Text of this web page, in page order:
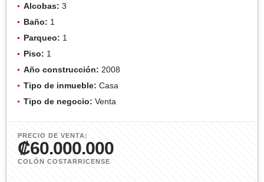
Alcobas: 3
Baño: 1
Parqueo: 1
Piso: 1
Año construcción: 2008
Tipo de inmueble: Casa
Tipo de negocio: Venta
PRECIO DE VENTA:
₡60.000.000
COLÓN COSTARRICENSE